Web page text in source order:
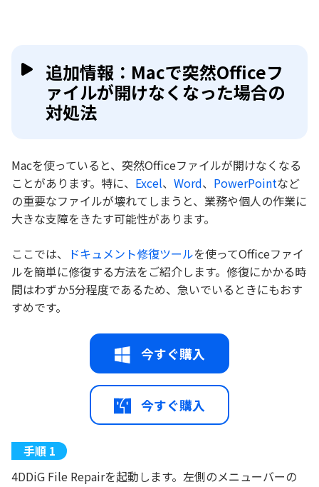
追加情報：Macで突然Officeフ
ァイルが開けなくなった場合の
対処法
Macを使っていると、突然Officeファイルが開けなくなる
ことがあります。特に、 Excel、 Word、 PowerPointなど
の重要なファイルが壊れてしまうと、業務や個人の作業に
大きな支障をきたす可能性があります。
ここでは、 ドキュメント修復ツールを使ってOfficeファイ
ルを簡単に修復する方法をご紹介します。修復にかかる時
間はわずか5分程度であるため、急いでいるときにもおす
すめです。
今すぐ購入
今すぐ購入
4DDiG File Repairを起動します。左側のメニューバーの